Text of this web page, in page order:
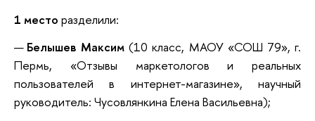
1 место разделили:
Белышев Максим (10 класс, МАОУ «СОШ 79», г.
Пермь, «Отзывы маркетологов и реальных
пользователей в интернет-магазине», научный
руководитель: Чусовлянкина Елена Васильевна);